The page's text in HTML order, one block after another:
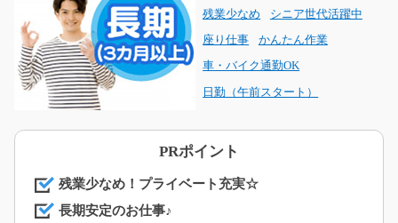
残業少なめ シニア世代活躍中
座り仕事 かんたん作業
車・バイク通勤OK
日勤（午前スタート）
PRポイント
残業少なめ！プライベート充実☆
長期安定のお仕事♪